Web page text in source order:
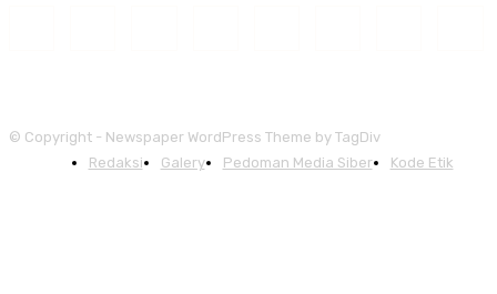
© Copyright - Newspaper WordPress Theme by TagDiv
Redaksi
Galery Pedoman Media Siber Kode Etik